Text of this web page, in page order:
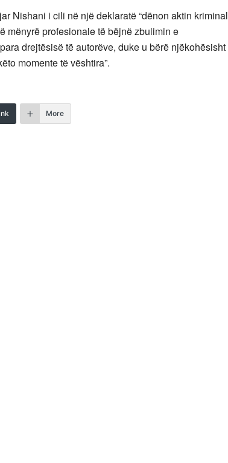
Nishani i cili në një deklaratë “dënon aktin kriminal
mënyrë profesionale të bëjnë zbulimin e
drejtësisë të autorëve, duke u bërë njëkohësisht
momente të vështira”.
More